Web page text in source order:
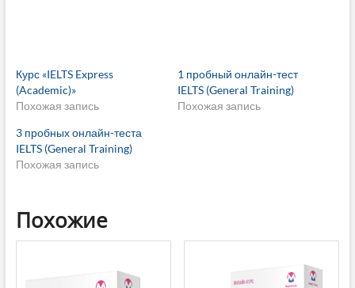
Курс «IELTS Express
(Academic)»
Похожая запись
1 пробный онлайн-тест
IELTS (General Training)
Похожая запись
3 пробных онлайн-теста
IELTS (General Training)
Похожая запись
Похожие